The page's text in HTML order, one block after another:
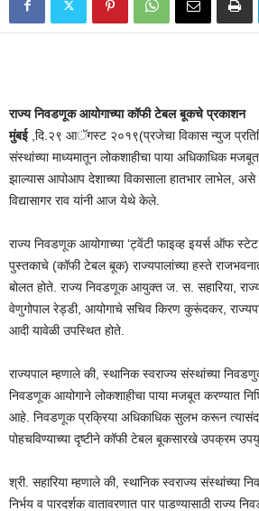
राज्य निवडणूक आयोगाच्या कॉफी टेबल बूकचे प्रकाशन
मुंबई,दि.२९ आॅगस्ट २०१९(प्रजेचा विकास न्युज
संस्थांच्या माध्यमातून लोकशाहीचा पाया अधिकाधिक
झाल्यास आपोआप देशाच्या विकासाला हातभार लाभेल, असे
विद्यासागर राव यांनी आज येथे केले.
राज्य निवडणूक आयोगाच्या ‘ट्वेंटी फाइव्ह इयर्स ऑफ
पुस्तकाचे (कॉफी टेबल बूक) राज्यपालांच्या हस्ते
बोलत होते. राज्य निवडणूक आयुक्त ज. स. सहारिया,
वेणुगोपाल रेड्डी, आयोगाचे सचिव किरण कुरूंदकर,
आदी यावेळी उपस्थित होते.
राज्यपाल म्हणाले की, स्थानिक स्वराज्य संस्थांच्या
निवडणूक आयोगाने लोकशाहीचा पाया मजबूत करण्यात
आहे. निवडणूक प्रक्रिया अधिकाधिक सुलभ करून
पोहचविण्याच्या दृष्टीने कॉफी टेबल बूकसारखे उपक्रम
श्री. सहारिया म्हणाले की, स्थानिक स्वराज्य संस्थांच्या
निर्भय व पारदर्शक वातावरणात पार पाडण्यासाठी राज्य